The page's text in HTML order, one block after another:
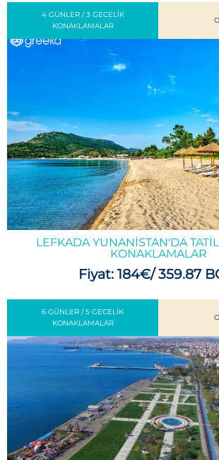
4 GÜNLER / 3 GECELIK
KONAKLAMALAR
LEFKADA YUNANISTAN'DA
KONAKLAMALAR
Fiyat: 184€/ 359.87
6 GÜNLER / 5 GECELIK
KONAKLAMALAR